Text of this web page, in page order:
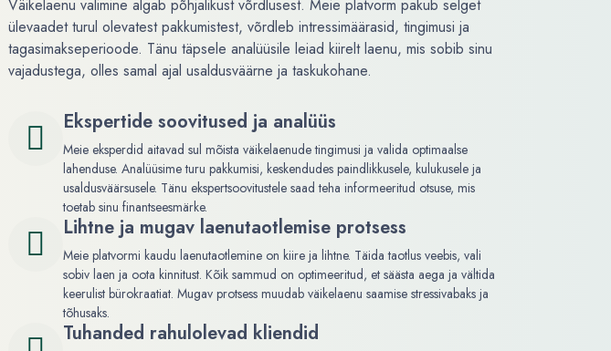
Väikelaenu valimine algab põhjalikust võrdlusest. Meie platvorm pakub selget
ülevaadet turul olevatest pakkumistest, võrdleb intressimäärasid, tingimusi ja
tagasimakseperioode. Tänu täpsele analüüsile leiad kiirelt laenu, mis sobib sinu
vajadustega, olles samal ajal usaldusväärne ja taskukohane.
Ekspertide soovitused ja analüüs
Meie eksperdid aitavad sul mõista väikelaenude tingimusi ja valida optimaalse
lahenduse. Analüüsime turu pakkumisi, keskendudes paindlikkusele, kulukusele ja
usaldusväärsusele. Tänu ekspertsoovitustele saad teha informeeritud otsuse, mis
toetab sinu finantseesmärke.
Lihtne ja mugav laenutaotlemise protsess
Meie platvormi kaudu laenutaotlemine on kiire ja lihtne. Täida taotlus veebis, vali
sobiv laen ja oota kinnitust. Kõik sammud on optimeeritud, et säästa aega ja vältida
keerulist bürokraatiat. Mugav protsess muudab väikelaenu saamise stressivabaks ja
tõhusaks.
Tuhanded rahulolevad kliendid